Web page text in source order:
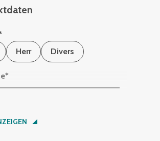
Herr Divers
*
*